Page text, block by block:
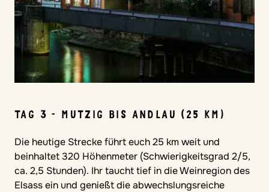
TAG 3 - MUTZIG BIS ANDLAU (25 KM)
Die heutige Strecke führt euch 25 km weit und
beinhaltet 320 Höhenmeter (Schwierigkeitsgrad 2/5,
ca. 2,5 Stunden). Ihr taucht tief in die Weinregion des
Elsass ein und genießt die abwechslungsreiche